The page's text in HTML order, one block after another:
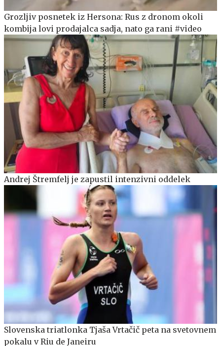
Grozljiv posnetek iz Hersona: Rus z dronom okoli
kombija lovi prodajalca sadja, nato ga rani #video
Andrej Štremfelj je zapustil intenzivni oddelek
Slovenska triatlonka Tjaša Vrtačič peta na svetovnem
pokalu v Riu de Janeiru